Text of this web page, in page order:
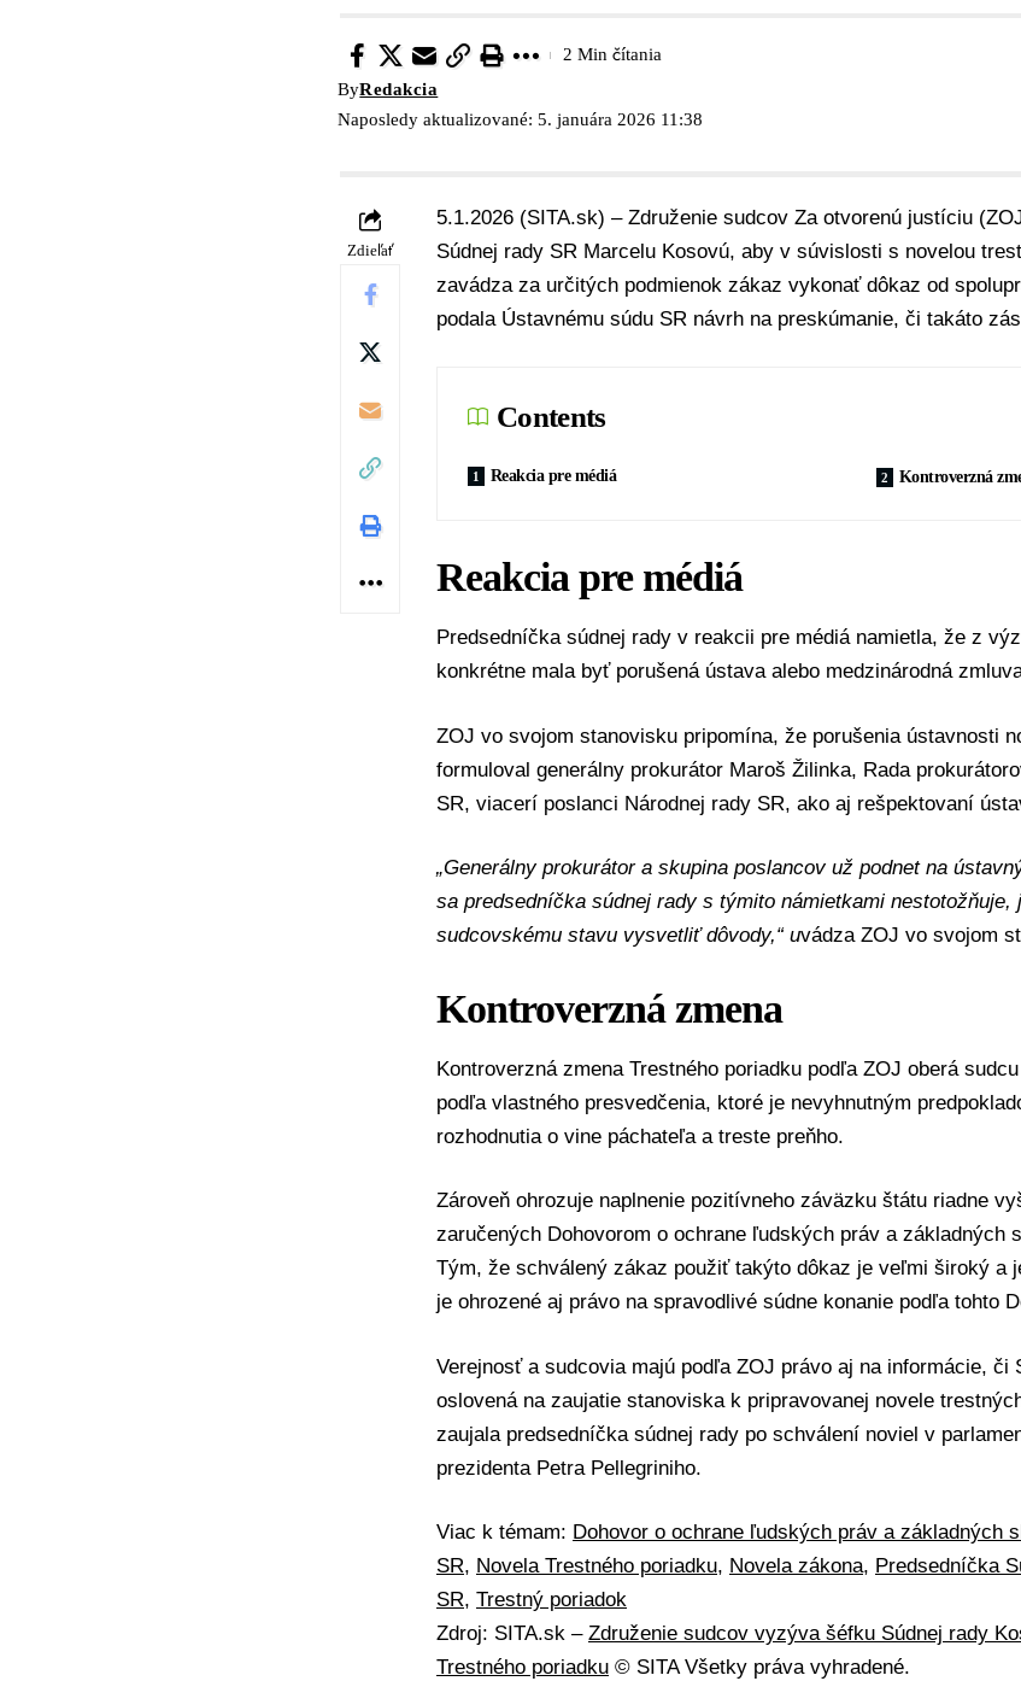
Naposledy aktualizované: 5. januára 2026 11:38
ByRedakcia
2 Min čítania
Zdieľať
5.1.2026 (SITA.sk) – Združenie sudcov Za otvorenú justíciu
Súdnej rady SR Marcelu Kosovú, aby v súvislosti s novelou
zavádza za určitých podmienok zákaz vykonať dôkaz od
podala Ústavnému súdu SR návrh na preskúmanie, či takáto
Contents
Reakcia pre médiá Kontroverzná
Reakcia pre médiá
Predsedníčka súdnej rady v reakcii pre médiá namietla, že z
konkrétne mala byť porušená ústava alebo medzinárodná
ZOJ vo svojom stanovisku pripomína, že porušenia ústavnosti
formuloval generálny prokurátor Maroš Žilinka, Rada
SR, viacerí poslanci Národnej rady SR, ako aj rešpektovaní
„Generálny prokurátor a skupina poslancov už podnet na
sa predsedníčka súdnej rady s týmito námietkami nestotožňuje,
sudcovskému stavu vysvetliť dôvody,“ uvádza ZOJ vo svojom
Kontroverzná zmena
Kontroverzná zmena Trestného poriadku podľa ZOJ oberá
podľa vlastného presvedčenia, ktoré je nevyhnutným
rozhodnutia o vine páchateľa a treste preňho.
Zároveň ohrozuje naplnenie pozitívneho záväzku štátu riadne
zaručených Dohovorom o ochrane ľudských práv a základných
Tým, že schválený zákaz použiť takýto dôkaz je veľmi široký a
je ohrozené aj právo na spravodlivé súdne konanie podľa tohto
Verejnosť a sudcovia majú podľa ZOJ právo aj na informácie, či
oslovená na zaujatie stanoviska k pripravovanej novele
zaujala predsedníčka súdnej rady po schválení noviel v
prezidenta Petra Pellegriniho.
Viac k témam: Dohovor o ochrane ľudských práv a základných
SR, Novela Trestného poriadku, Novela zákona, Predsedníčka
SR, Trestný poriadok
Zdroj: SITA.sk – Združenie sudcov vyzýva šéfku Súdnej rady
Trestného poriadku © SITA Všetky práva vyhradené.